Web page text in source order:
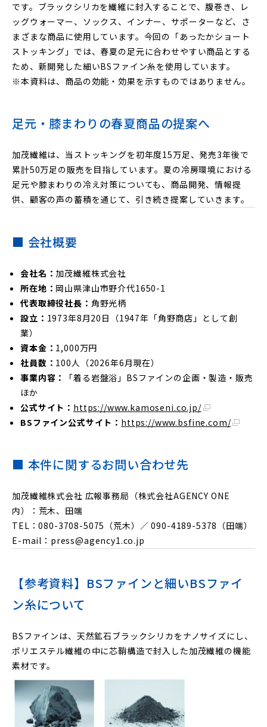
です。ブラックシリカを繊維に封入することで、腹巻き、レ
ッグウォーマー、ソックス、インナー、サポーターなど、さ
まざまな商品に使用しています。今回の「あったかショート
ストッキング」では、春夏の足元に合わせやすい商品とする
ため、新開発した細いBSファイン糸を使用しています。
※本資料は、商品の効能・効果を示すものではありません。
足元・膝まわりの春夏商品の提案へ
加茂繊維は、当ストッキングを初年度15万足、発売3年後で
累計50万足の販売を目指しています。夏の冷房環境における
足元や膝まわりの冷え対策についても、商品開発、情報提
供、顧客の声の蓄積を通じて、引き続き提案していきます。
■ 会社概要
会社名： 加茂繊維株式会社
所在地： 岡山県津山市野介代1650-1
代表取締役社長： 角野光柄
設立： 1973年8月20日（1947年「角野商店」として創
業）
資本金： 1,000万円
社員数： 100人（2026年6月現在）
事業内容：
「着る岩盤浴」BSファインの企画・製造・販売
ほか
公式サイト： https://www.kamoseni.co.jp/
BSファイン公式サイト： https://www.bsfine.com/
■ 本件に関するお問い合わせ先
加茂繊維株式会社 広報事務局（株式会社AGENCY ONE
内）：荒木、田端
TEL：080-3708-5075（荒木）／ 090-4189-5378（田端）
E-mail：press@agency1.co.jp
【参考資料】BSファインと細いBSファイ
ン糸について
BSファインは、天然鉱石ブラックシリカをナノサイズにし、
ポリエステル繊維の中に芯鞘構造で封入した加茂繊維の機能
素材です。